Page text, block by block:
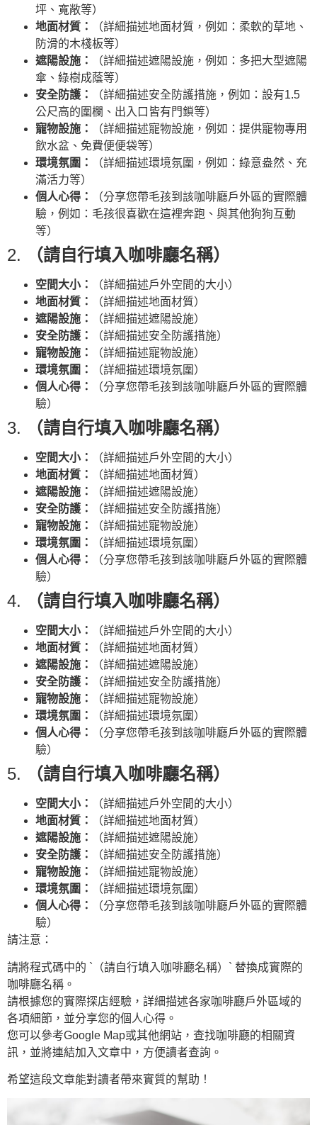
坪、寬敞等）
地面材質：
（詳細描述地面材質，例如：柔軟的草地、
防滑的木棧板等）
遮陽設施：
（詳細描述遮陽設施，例如：多把大型遮陽
傘、綠樹成蔭等）
安全防護：
（詳細描述安全防護措施，例如：設有1.5
公尺高的圍欄、出入口皆有門鎖等）
寵物設施：
（詳細描述寵物設施，例如：提供寵物專用
飲水盆、免費便便袋等）
環境氛圍：
（詳細描述環境氛圍，例如：綠意盎然、充
滿活力等）
個人心得：
（分享您帶毛孩到該咖啡廳戶外區的實際體
驗，例如：毛孩很喜歡在這裡奔跑、與其他狗狗互動
等）
2. （請自行填入咖啡廳名稱）
空間大小：
（詳細描述戶外空間的大小）
地面材質：
（詳細描述地面材質）
遮陽設施：
（詳細描述遮陽設施）
安全防護：
（詳細描述安全防護措施）
寵物設施：
（詳細描述寵物設施）
環境氛圍：
（詳細描述環境氛圍）
個人心得：
（分享您帶毛孩到該咖啡廳戶外區的實際體
驗）
3. （請自行填入咖啡廳名稱）
空間大小：
（詳細描述戶外空間的大小）
地面材質：
（詳細描述地面材質）
遮陽設施：
（詳細描述遮陽設施）
安全防護：
（詳細描述安全防護措施）
寵物設施：
（詳細描述寵物設施）
環境氛圍：
（詳細描述環境氛圍）
個人心得：
（分享您帶毛孩到該咖啡廳戶外區的實際體
驗）
4. （請自行填入咖啡廳名稱）
空間大小：
（詳細描述戶外空間的大小）
地面材質：
（詳細描述地面材質）
遮陽設施：
（詳細描述遮陽設施）
安全防護：
（詳細描述安全防護措施）
寵物設施：
（詳細描述寵物設施）
環境氛圍：
（詳細描述環境氛圍）
個人心得：
（分享您帶毛孩到該咖啡廳戶外區的實際體
驗）
5. （請自行填入咖啡廳名稱）
空間大小：
（詳細描述戶外空間的大小）
地面材質：
（詳細描述地面材質）
遮陽設施：
（詳細描述遮陽設施）
安全防護：
（詳細描述安全防護措施）
寵物設施：
（詳細描述寵物設施）
環境氛圍：
（詳細描述環境氛圍）
個人心得：
（分享您帶毛孩到該咖啡廳戶外區的實際體
驗）
請注意：
請將程式碼中的 `（請自行填入咖啡廳名稱）` 替換成實際的
咖啡廳名稱。
請根據您的實際探店經驗，詳細描述各家咖啡廳戶外區域的
各項細節，並分享您的個人心得。
您可以參考Google Map或其他網站，查找咖啡廳的相關資
訊，並將連結加入文章中，方便讀者查詢。
希望這段文章能對讀者帶來實質的幫助！